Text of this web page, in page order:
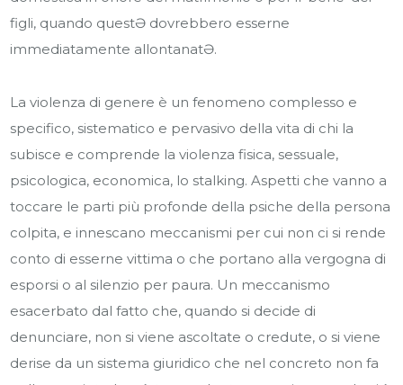
figli, quando questƏ dovrebbero esserne
immediatamente allontanatƏ.
La violenza di genere è un fenomeno complesso e
specifico, sistematico e pervasivo della vita di chi la
subisce e comprende la violenza fisica, sessuale,
psicologica, economica, lo stalking. Aspetti che vanno a
toccare le parti più profonde della psiche della persona
colpita, e innescano meccanismi per cui non ci si rende
conto di esserne vittima o che portano alla vergogna di
esporsi o al silenzio per paura. Un meccanismo
esacerbato dal fatto che, quando si decide di
denunciare, non si viene ascoltate o credute, o si viene
derise da un sistema giuridico che nel concreto non fa